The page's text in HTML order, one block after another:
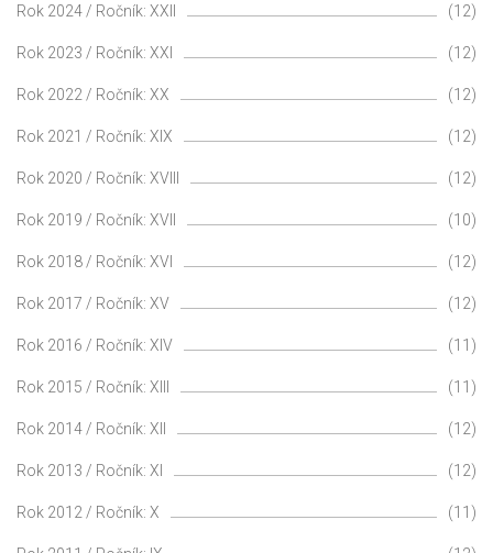
Rok 2024 / Ročník: XXII (12)
Rok 2023 / Ročník: XXI (12)
Rok 2022 / Ročník: XX (12)
Rok 2021 / Ročník: XIX (12)
Rok 2020 / Ročník: XVIII (12)
Rok 2019 / Ročník: XVII (10)
Rok 2018 / Ročník: XVI (12)
Rok 2017 / Ročník: XV (12)
Rok 2016 / Ročník: XIV (11)
Rok 2015 / Ročník: XIII (11)
Rok 2014 / Ročník: XII (12)
Rok 2013 / Ročník: XI (12)
Rok 2012 / Ročník: X (11)